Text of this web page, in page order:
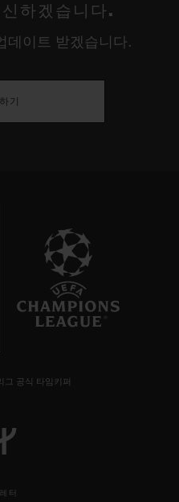
하겠습니다.
데이트 받겠습니다.
기
공식 타임키퍼
터